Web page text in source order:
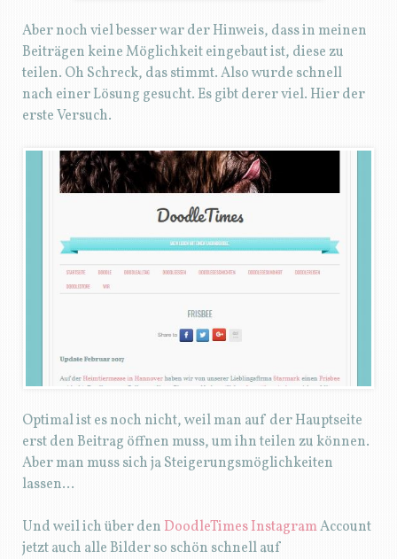
Aber noch viel besser war der Hinweis, dass in meinen
Beiträgen keine Möglichkeit eingebaut ist, diese zu
teilen. Oh Schreck, das stimmt. Also wurde schnell
nach einer Lösung gesucht. Es gibt derer viel. Hier der
erste Versuch.
Optimal ist es noch nicht, weil man auf der Hauptseite
erst den Beitrag öffnen muss, um ihn teilen zu können.
Aber man muss sich ja Steigerungsmöglichkeiten
lassen…
Und weil ich über den DoodleTimes InstagramAccount
jetzt auch alle Bilder so schön schnell auf